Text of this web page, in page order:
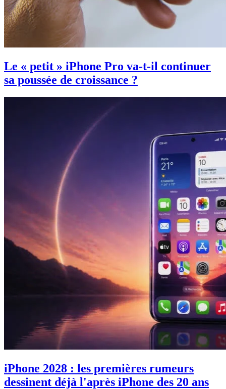
Le « petit » iPhone Pro va-t-il continuer
sa poussée de croissance ?
iPhone 2028 : les premières rumeurs
dessinent déjà l'après iPhone des 20 ans